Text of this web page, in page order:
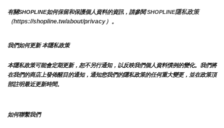
有關SHOPLINE如何保留和保護個人資料的資訊，請參閱 SHOPLINE隱私政策
（https://shopline.tw/about/privacy）。
我們如何更新 本隱私政策
本隱私政策可能會定期更新，恕不另行通知，以反映我們個人資料慣例的變化。我們將
在我們的商店上發佈醒目的通知，通知您我們的隱私政策的任何重大變更，並在政策頂
部註明最近更新時間。
如何聯繫我們